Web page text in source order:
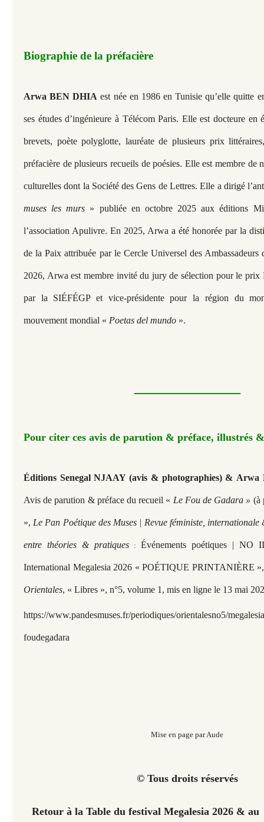
Biographie de la préfacière
Arwa BEN DHIA est née en 1986 en Tunisie qu’elle quitte
ses études d’ingénieure à Télécom Paris. Elle est docteure en
brevets, poète polyglotte, lauréate de plusieurs prix
préfacière de plusieurs recueils de poésies. Elle est membre de
culturelles dont la Société des Gens de Lettres. Elle a dirigé
muses les murs » publiée en octobre 2025 aux éditions
l’association Apulivre. En 2025, Arwa a été honorée par la
de la Paix attribuée par le Cercle Universel des
2026, Arwa est membre invité du jury de sélection pour le prix
par la SIÉFÉGP et vice-présidente pour la région du
mouvement mondial « Poetas del mundo ».
—————​​​​​
Pour citer ces avis de parution & préface, illustrés
Éditions Senegal NJAAY(avis & photographies) & Arwa
Avis de parution & préface du recueil « Le Fou de Gadara » (à
», Le Pan Poétique des Muses | Revue féministe,
entre théories & pratiques : Événements poétiques | NO
International Megalesia 2026 « POÉTIQUE PRINTANIÈRE
Orientales, « Libres », n°5, volume 1, mis en ligne le 13 mai
https://www.pandesmuses.fr/periodiques/orientalesno5/
foudegadara
Mise en page par Aude
© Tous droits réservés
Retour à la Table du festival Megalesia 2026 &